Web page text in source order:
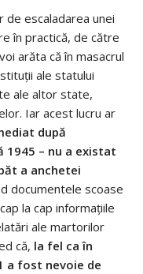
de escaladarea unei
în practică, de către
arăta că în masacrul
ale statului
ale altor state,
Iar acest lucru ar
după
1945 – nu a existat
a anchetei
documentele scoase
la cap informațiile
ale martorilor
că, la fel ca în
a fost nevoie de